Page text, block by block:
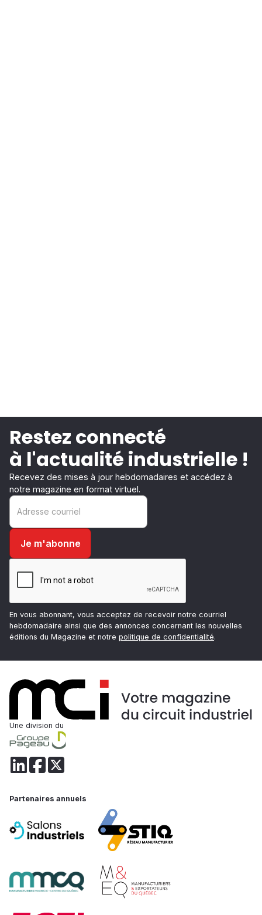
Restez connecté
à l'actualité industrielle !
Recevez des mises à jour hebdomadaires et accédez à
notre magazine en format virtuel.
En vous abonnant, vous acceptez de recevoir notre courriel
hebdomadaire ainsi que des annonces concernant les nouvelles
éditions du Magazine et notre politique de confidentialité.
Une division du
Partenaires annuels